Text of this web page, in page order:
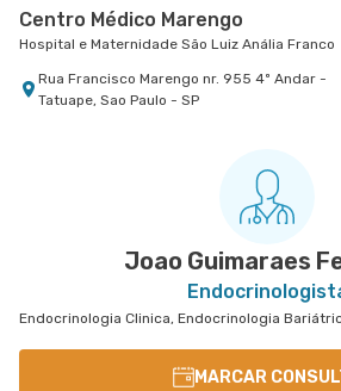
Centro Médico Marengo
Hospital e Maternidade São Luiz Anália Franco
Rua Francisco Marengo nr. 955 4º Andar -
Tatuape, Sao Paulo - SP
Avenida Tiradentes nr. 1803 Centro Medico
Andar - Jardim Guarulhos, Guarulhos - SP
Joao Guimaraes
MARCAR